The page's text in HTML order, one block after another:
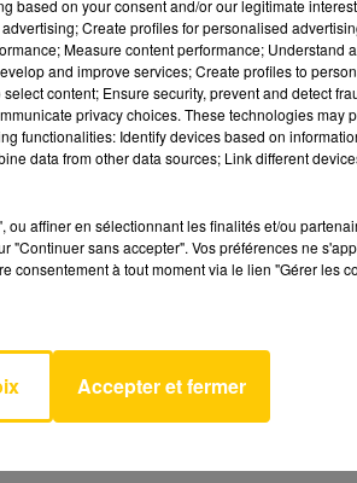
based on your consent and/or our legitimate
Create profiles for personalised
Measure content performance; Understand
and improve services; Create profiles to
content; Ensure security, prevent and detect
privacy choices. These technologies may
functionalities: Identify devices based on
data from other data sources; Link different
affiner en sélectionnant les finalités et/ou
"Continuer sans accepter". Vos préférences ne
consentement à tout moment via le lien "Gérer les
Accepter et fermer